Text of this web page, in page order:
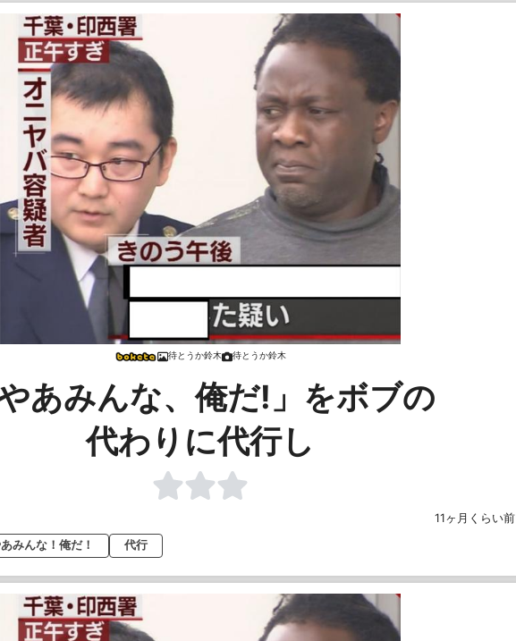
待とうか鈴木 待とうか鈴木
やあみんな、俺だ!」をボブの
代わりに代行し
11ヶ月くらい前
みんな！俺だ！ 代行